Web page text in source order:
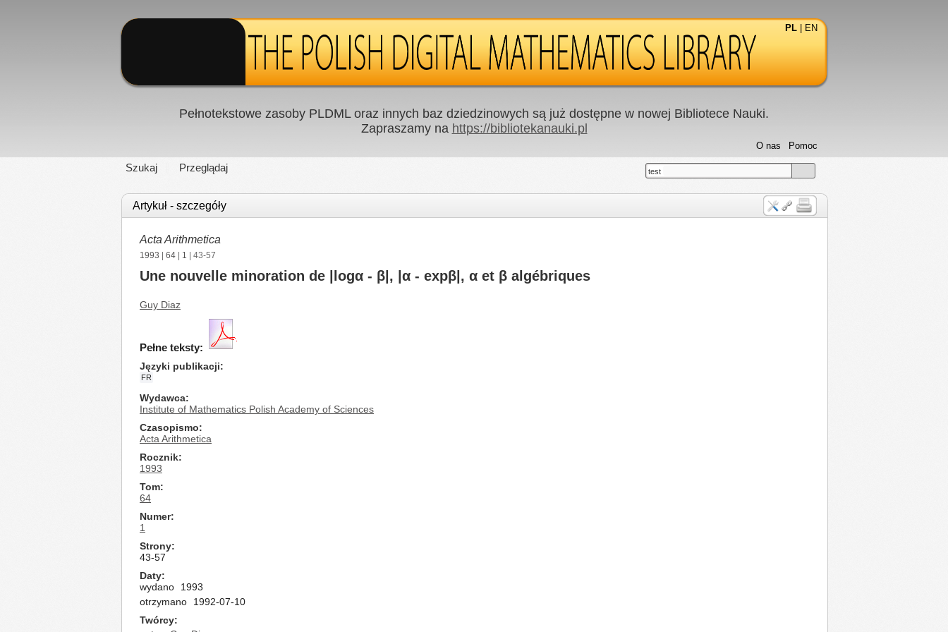
PL EN
Pełnotekstowe zasoby PLDML oraz innych baz dziedzinowych są już dostępne w nowej Bibliotece Nauki.
Zapraszamy na https://bibliotekanauki.pl
Szukaj Przeglądaj
Pomoc
O nas
test
Artykuł - szczegóły
Acta Arithmetica
1993 64 1 | 43-57
Une nouvelle minoration de |logα - β|, |α - expβ|, α et β algébriques
Guy Diaz
Pełne teksty:
Języki publikacji
FR
Wydawca
Institute of Mathematics Polish Academy of Sciences
Czasopismo
Acta Arithmetica
Rocznik
1993
Tom
64
Numer
1
Strony
43-57
Daty
wydano
1993
otrzymano
1992-07-10
Twórcy